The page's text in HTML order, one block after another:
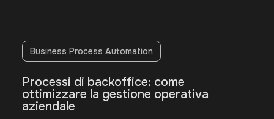
Business Process Automation
Processi di backoffice: come
ottimizzare la gestione operativa
aziendale